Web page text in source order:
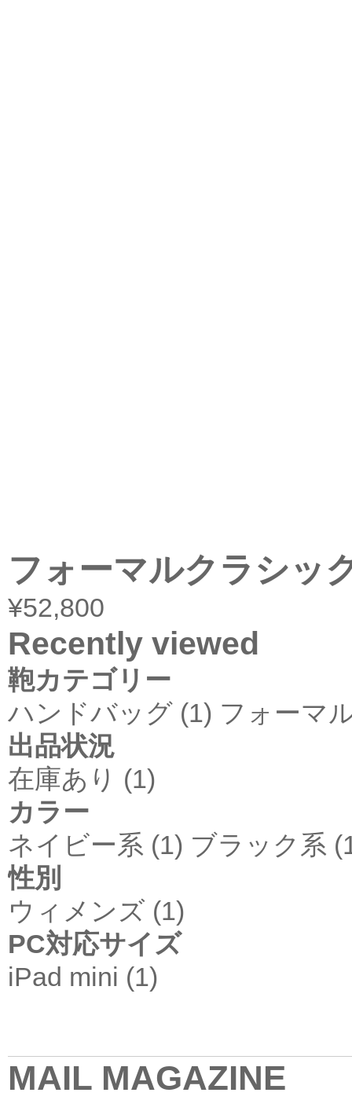
フォーマルクラシッ
¥52,800
Recently viewed
鞄カテゴリー
ハンドバッグ (1) フォーマ
出品状況
在庫あり (1)
カラー
ネイビー系 (1) ブラック系
性別
ウィメンズ (1)
PC対応サイズ
iPad mini (1)
MAIL MAGAZINE